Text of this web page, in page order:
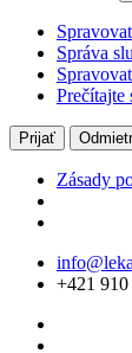
Správa
Prečítajte
Prijať
Zásady
Skip
content
+421